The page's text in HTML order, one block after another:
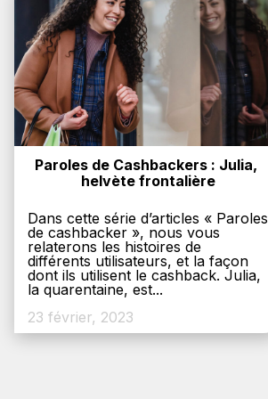
Paroles de Cashbackers : Julia,
helvète frontalière
Dans cette série d’articles « Paroles
de cashbacker », nous vous
relaterons les histoires de
différents utilisateurs, et la façon
dont ils utilisent le cashback. Julia,
la quarentaine, est...
23 février, 2023